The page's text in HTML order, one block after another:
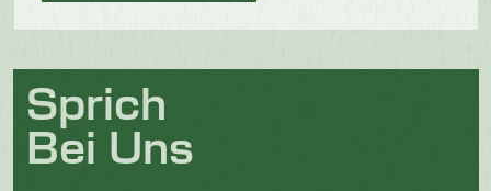
Sprich
Bei Uns